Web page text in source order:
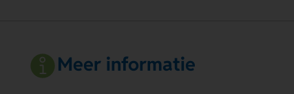
Meer informatie